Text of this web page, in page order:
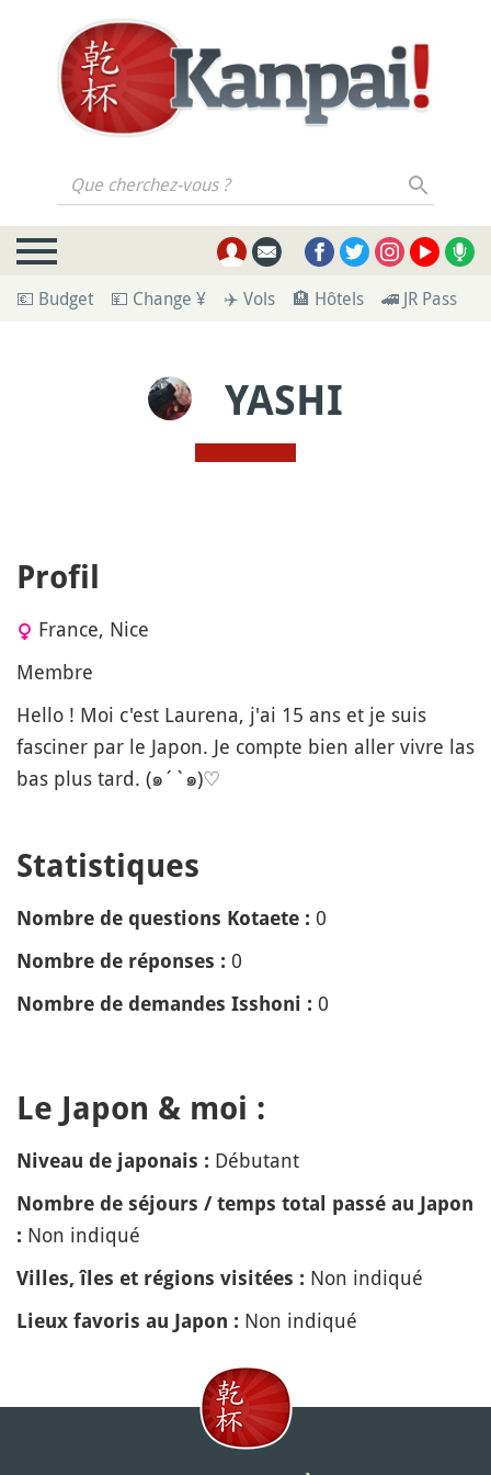
Que cherchez-vous ?
💶 Budget 💴 Change ¥ ✈️ Vols 🏨 Hôtels 🚄 JR Pass
YASHI
Profil
France, Nice
Membre
Hello ! Moi c'est Laurena, j'ai 15 ans et je suis
fasciner par le Japon. Je compte bien aller vivre las
bas plus tard. (๑´`๑)♡
Statistiques
Nombre de questions Kotaete : 0
Nombre de réponses : 0
Nombre de demandes Isshoni : 0
Le Japon & moi :
Niveau de japonais : Débutant
Nombre de séjours / temps total passé au Japon
: Non indiqué
Villes, îles et régions visitées : Non indiqué
Lieux favoris au Japon : Non indiqué